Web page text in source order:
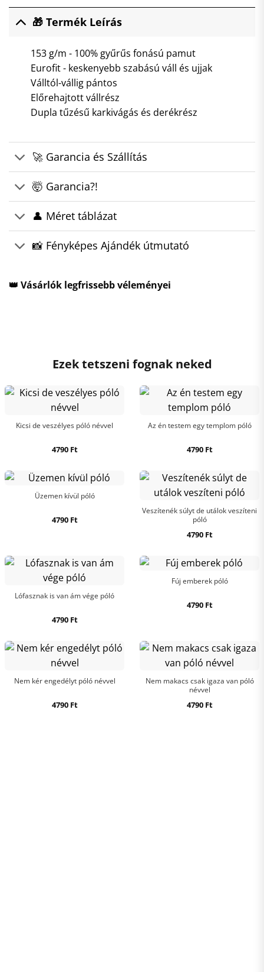
🎁 Termék Leírás
153 g/m - 100% gyűrűs fonású pamut
Eurofit - keskenyebb szabású váll és ujjak
Válltól-vállig pántos
Előrehajtott vállrész
Dupla tűzésű karkivágás és derékrész
🚀 Garancia és Szállítás
🤯 Garancia?!
👤 Méret táblázat
📸 Fényképes Ajándék útmutató
👑 Vásárlók legfrissebb véleményei
Ezek tetszeni fognak neked
Kicsi de veszélyes póló névvel
4790 Ft
Az én testem egy templom póló
4790 Ft
Üzemen kívül póló
4790 Ft
Veszítenék súlyt de utálok veszíteni
póló
4790 Ft
Lófasznak is van ám vége póló
4790 Ft
Fúj emberek póló
4790 Ft
Nem kér engedélyt póló névvel
4790 Ft
Nem makacs csak igaza van póló
névvel
4790 Ft